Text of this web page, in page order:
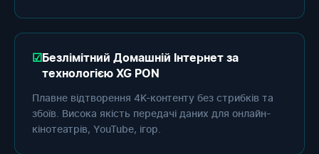
Безлімітний Домашній Інтернет за
технологією XG PON
Плавне відтворення 4K-контенту без стрибків та
збоїв. Висока якість передачі даних для онлайн-
кінотеатрів, YouTube, ігор.